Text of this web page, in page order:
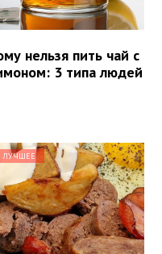
нельзя пить чай с
3 типа людей
ЛУЧШЕЕ